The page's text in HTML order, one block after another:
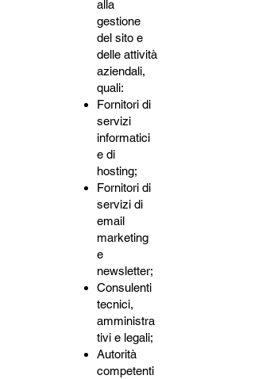
alla
gestione
del sito e
delle attività
aziendali,
quali:
Fornitori di
servizi
informatici
e di
hosting;
Fornitori di
servizi di
email
marketing
e
newsletter;
Consulenti
tecnici,
amministra
tivi e legali;
Autorità
competenti